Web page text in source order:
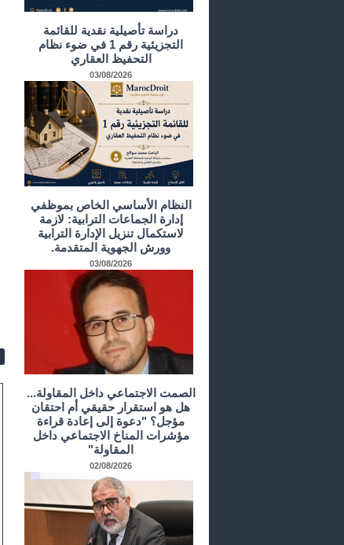
دراسة تأصيلية نقدية للقائمة
التجزيئية رقم 1 في ضوء نظام
التحفيظ العقاري
03/08/2026
النظام الأساسي الخاص بموظفي
إدارة الجماعات الترابية: لازمة
لاستكمال تنزيل الإدارة الترابية
وورش الجهوية المتقدمة.
03/08/2026
الصمت الاجتماعي داخل المقاولة...
هل هو استقرار حقيقي أم احتقان
مؤجل؟ "دعوة إلى إعادة قراءة
مؤشرات المناخ الاجتماعي داخل
المقاولة"
02/08/2026